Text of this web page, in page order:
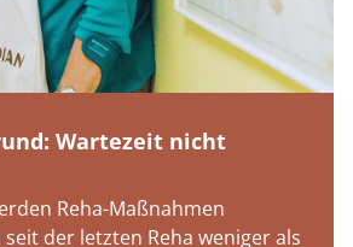
Wartezeit nicht
Reha-Maßnahmen
der letzten Reha weniger als